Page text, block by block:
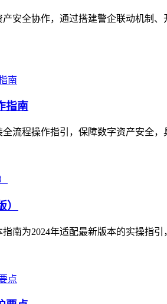
安全协作，通过搭建警企联动机制
指南
流程操作指引，保障数字资产安全
南为2024年适配最新版本的实操指